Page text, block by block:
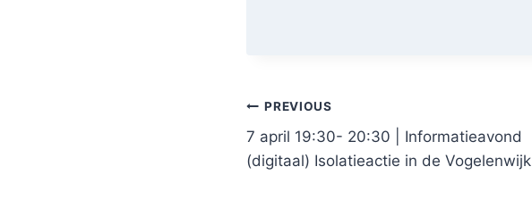
Post
navigation
PREVIOUS
7 april 19:30- 20:30 | Informatieavond
(digitaal) Isolatieactie in de Vogelenwijk